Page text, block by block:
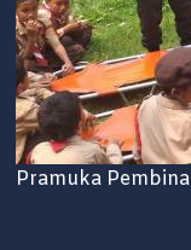
Pramuka Pembina